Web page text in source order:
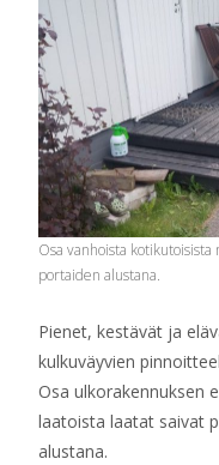
Osa vanhoista
portaiden alustana.
Pienet, kestävät ja
kulkuväyvien
Osa ulkorakennuksen
laatoista laatat saivat
alustana.